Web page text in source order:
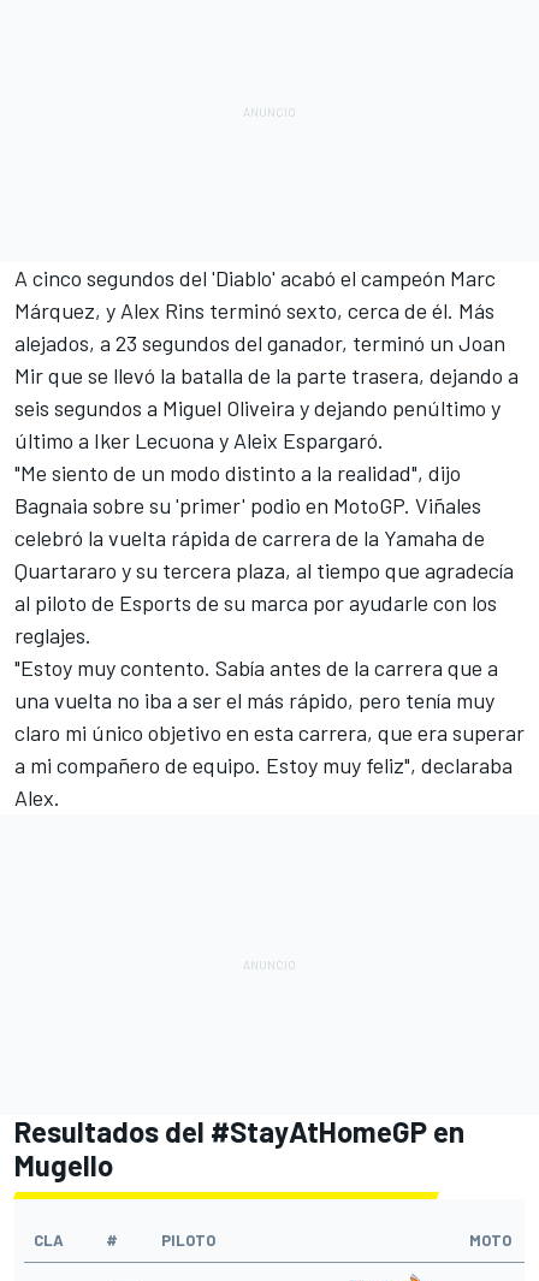
A cinco segundos del 'Diablo' acabó el campeón Marc
Márquez, y Alex Rins terminó sexto, cerca de él. Más
alejados, a 23 segundos del ganador, terminó un Joan
Mirque se llevó la batalla de la parte trasera, dejando a
seis segundos a Miguel Oliveira y dejando penúltimo y
último a Iker Lecuona y Aleix Espargaró.
"Me siento de un modo distinto a la realidad", dijo
Bagnaia sobre su 'primer' podio en MotoGP. Viñales
celebró la vuelta rápida de carrera de la Yamaha de
Quartararo y su tercera plaza, al tiempo que agradecía
al piloto de Esports de su marca por ayudarle con los
reglajes.
"Estoy muy contento. Sabía antes de la carrera que a
una vuelta no iba a ser el más rápido, pero tenía muy
claro mi único objetivo en esta carrera, que era superar
a mi compañero de equipo. Estoy muy feliz", declaraba
Alex.
Resultados del #StayAtHomeGP en
Mugello​
CLA # PILOTO MOTO